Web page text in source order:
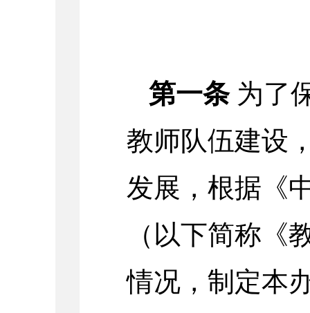
第一条为了
教师队伍建设
发展，根据《
（以下简称《
情况，制定本